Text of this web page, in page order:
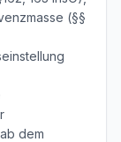
(§§
dem